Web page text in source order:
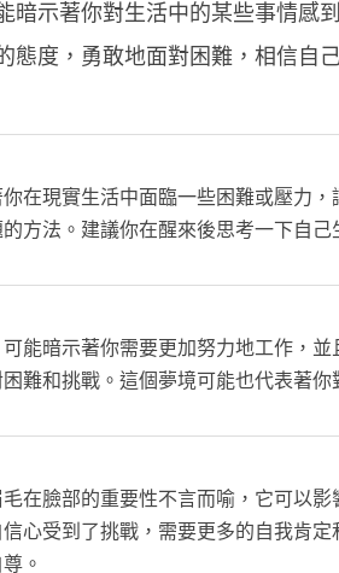
暗示著你對生活中的某些事情感
度，勇敢地面對困難，相信自
在現實生活中面臨一些困難或壓力
方法。建議你在醒來後思考一下自
能暗示著你需要更加努力地工作，
難和挑戰。這個夢境可能也代表著
在臉部的重要性不言而喻，它可以
心受到了挑戰，需要更多的自我肯
。